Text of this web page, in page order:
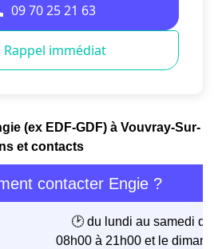
(ex EDF-GDF) à Vouvray-Sur-
et contacts
contacter Engie ?
🕑 du lundi au samedi de
08h00 à 21h00 et le